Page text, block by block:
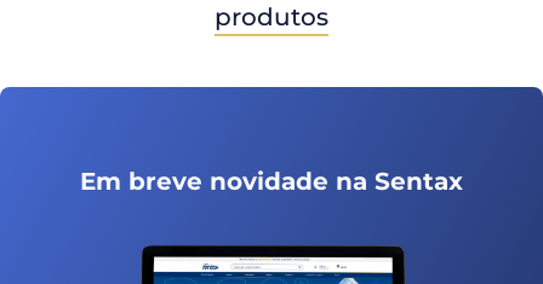
produtos
Em breve novidade na Sentax